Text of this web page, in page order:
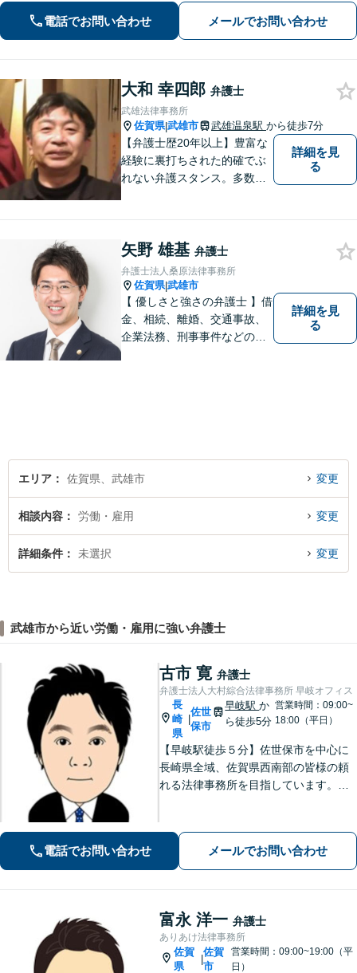
親しみやすい弁護士として、あなたの
お悩みをしっかり受け止めます！
電話でお問い合わせ メールでお問い合わせ
大和 幸四郎 弁護士
武雄法律事務所
佐賀県|武雄市 武雄温泉駅 から徒歩7分
【弁護士歴20年以上】豊富な
経験に裏打ちされた的確でぶ
れない弁護スタンス。多数の
法書士などとも連携しワンス
トップで解決。難事件には他
弁護士と協力も。元調停委
員。
詳細を見
る
矢野 雄基 弁護士
弁護士法人桑原法律事務所
佐賀県|武雄市
【 優しさと強さの弁護士 】借
金、相続、離婚、交通事故、
企業法務、刑事事件などのご
詳細を見
る
エリア 佐賀県、武雄市 変更
相談内容 労働・雇用 変更
詳細条件 未選択 変更
武雄市から近い労働・雇用に強い弁護士
古市 寛 弁護士
弁護士法人大村綜合法律事務所 早岐オフィス
長
崎
県
佐世
保市
早岐駅か
ら徒歩5分
営業時間：09:00~
18:00（平日）
【早岐駅徒歩５分】佐世保市を中心に
長崎県全域、佐賀県西南部の皆様の頼
れる法律事務所を目指しています。相
います。早期解決には、早めのご相談
が肝要です。
電話でお問い合わせ メールでお問い合わせ
富永 洋一 弁護士
ありあけ法律事務所
佐賀
県
|
佐賀
市
営業時間：09:00~19:00（平
日）